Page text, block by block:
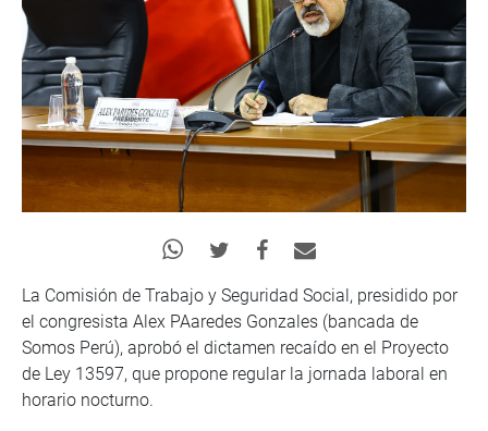
La Comisión de Trabajo y Seguridad Social, presidido por
el congresista Alex PAaredes Gonzales (bancada de
Somos Perú), aprobó el dictamen recaído en el Proyecto
de Ley 13597, que propone regular la jornada laboral en
horario nocturno.